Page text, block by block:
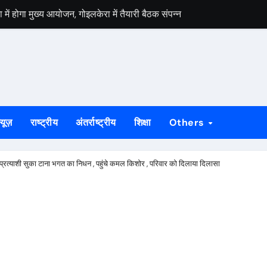
में होगा मुख्य आयोजन, गोइलकेरा में तैयारी बैठक संपन्न
5 अगस्त से 4 सितंबर तक दर्ज होंगे दावा-आपत्ति
को लेकर भाजपा जमशेदपुर महानगर की तैयारियां हुई तेज, 9 अगस्त को
यूआईएसएल के वरीय महाप्रबंधक से, ज्ञापन सौंपा कंपनी की टीम क्षेत्र का
की जनजागरण बस को दिखाएंगे हरी झंडी, तैयारियां पूरी
राष्ट्रीय अंतर्राष्ट्रीय शिक्षा Others
सुका टाना भगत का निधन , पहुंचे कमल किशोर , परिवार को दिलाया दिलासा